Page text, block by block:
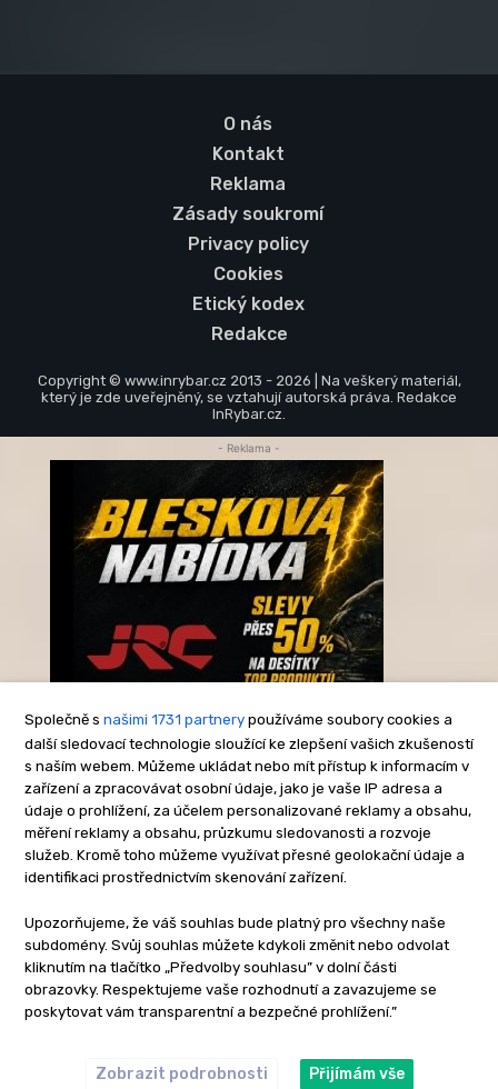
O nás
Kontakt
Reklama
Zásady soukromí
Privacy policy
Cookies
Etický kodex
Redakce
Copyright © www.inrybar.cz 2013 - 2026 | Na veškerý materiál,
který je zde uveřejněný, se vztahují autorská práva. Redakce
InRybar.cz.
Společně s našimi 1731 partnery používáme soubory cookies a
další sledovací technologie sloužící ke zlepšení vašich zkušeností
s naším webem. Můžeme ukládat nebo mít přístup k informacím v
zařízení a zpracovávat osobní údaje, jako je vaše IP adresa a
údaje o prohlížení, za účelem personalizované reklamy a obsahu,
měření reklamy a obsahu, průzkumu sledovanosti a rozvoje
služeb. Kromě toho můžeme využívat přesné geolokační údaje a
identifikaci prostřednictvím skenování zařízení.
Upozorňujeme, že váš souhlas bude platný pro všechny naše
subdomény. Svůj souhlas můžete kdykoli změnit nebo odvolat
kliknutím na tlačítko „Předvolby souhlasu” v dolní části
obrazovky. Respektujeme vaše rozhodnutí a zavazujeme se
poskytovat vám transparentní a bezpečné prohlížení.”
Zobrazit podrobnosti Přijímám vše
- Reklama -
-Reklama-